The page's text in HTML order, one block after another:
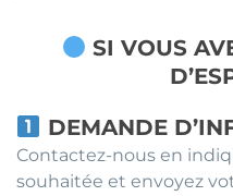
SI VOUS
DEMANDE
Contactez-nous en
souhaitée et envoyez